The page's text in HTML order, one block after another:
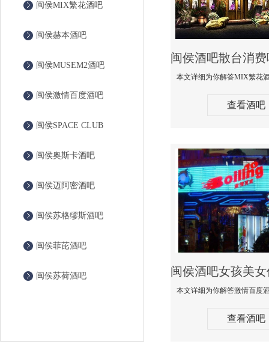
闽侯MIX繁花酒吧
闽侯赫本酒吧
闽侯MUSEM2酒吧
闽侯激情百度酒吧
闽侯SPACE CLUB
闽侯奥斯卡酒吧
闽侯迈阿密酒吧
闽侯苏格缪斯酒吧
闽侯菲芘酒吧
闽侯苏荷酒吧
查看酒吧
查看酒吧